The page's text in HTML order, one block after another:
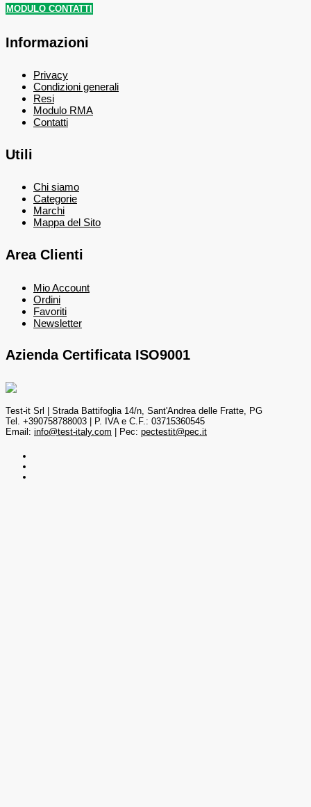
MODULO CONTATTI
Informazioni
Privacy
Condizioni generali
Resi
Modulo RMA
Contatti
Utili
Chi siamo
Categorie
Marchi
Mappa del Sito
Area Clienti
Mio Account
Ordini
Favoriti
Newsletter
Azienda Certificata ISO9001
Test-it Srl | Strada Battifoglia 14/n, Sant'Andrea delle Fratte, PG
Tel. +390758788003 | P. IVA e C.F.: 03715360545
Email: info@test-italy.com | Pec: pectestit@pec.it